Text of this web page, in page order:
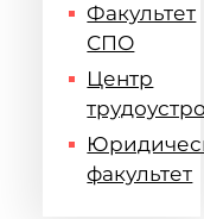
Факультет
СПО
Центр
факультет